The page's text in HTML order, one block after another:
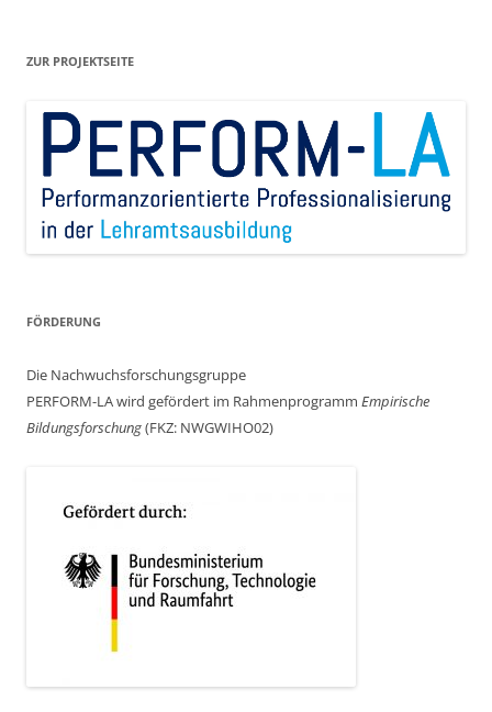
ZUR PROJEKTSEITE
FÖRDERUNG
Die Nachwuchsforschungsgruppe
PERFORM-LA wird gefördert im Rahmenprogramm Empirische
Bildungsforschung(FKZ: NWGWIHO02)